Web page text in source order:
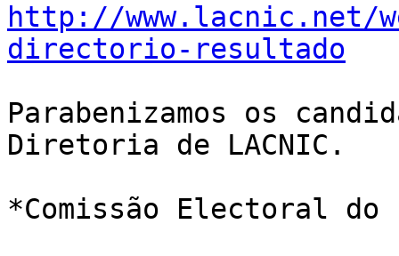
http://www.lacnic.net/
directorio-resultado
Parabenizamos os
Diretoria de LACNIC.
*Comissão Electoral do